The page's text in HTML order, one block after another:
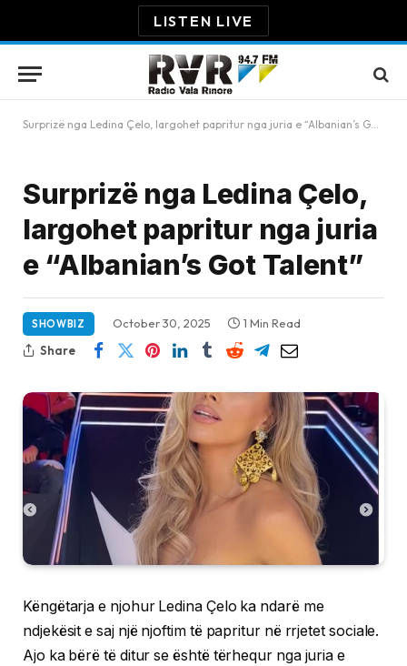
LISTEN LIVE
Surprizë nga Ledina Çelo, largohet papritur nga juria e “Albanian’s Got Talent”
Surprizë nga Ledina Çelo,
largohet papritur nga juria
e “Albanian’s Got Talent”
SHOWBIZ October 30, 2025
1 Min Read
Share
Këngëtarja e njohur Ledina Çelo ka ndarë me
ndjekësit e saj një njoftim të papritur në rrjetet sociale.
Ajo ka bërë të ditur se është tërhequr nga juria e